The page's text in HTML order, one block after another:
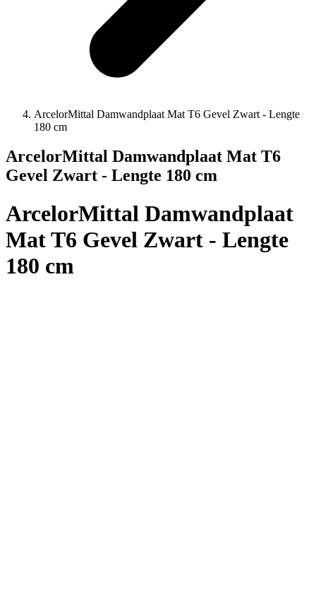
ArcelorMittal Damwandplaat Mat T6 Gevel Zwart - Lengte
180 cm
ArcelorMittal Damwandplaat Mat T6
Gevel Zwart - Lengte 180 cm
ArcelorMittal Damwandplaat
Mat T6 Gevel Zwart - Lengte
180 cm